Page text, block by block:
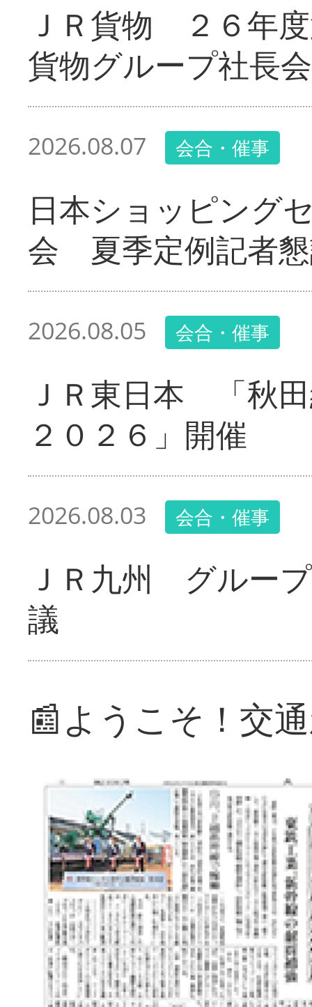
ＪＲ貨物 ２６年
貨物グループ社長
2026.08.07 会合・催事
日本ショッピング
会 夏季定例記者
2026.08.05 会合・催事
ＪＲ東日本 「秋
２０２６」開催
2026.08.03 会合・催事
ＪＲ九州 グルー
議
📰ようこそ！交